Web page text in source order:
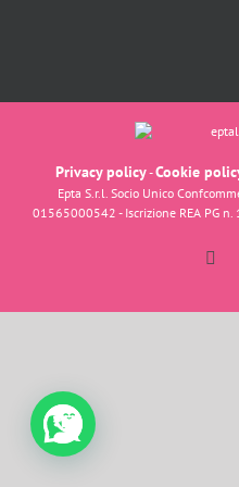
Privacy policy-Cookie
Epta S.r.l. Socio Unico
01565000542 - Iscrizione REA PG